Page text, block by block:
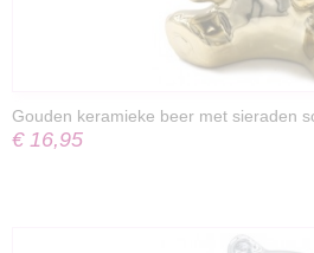
Gouden keramieke beer met sieraden
€ 16,95